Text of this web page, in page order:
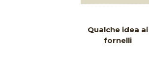
Qualche idea ai
fornelli